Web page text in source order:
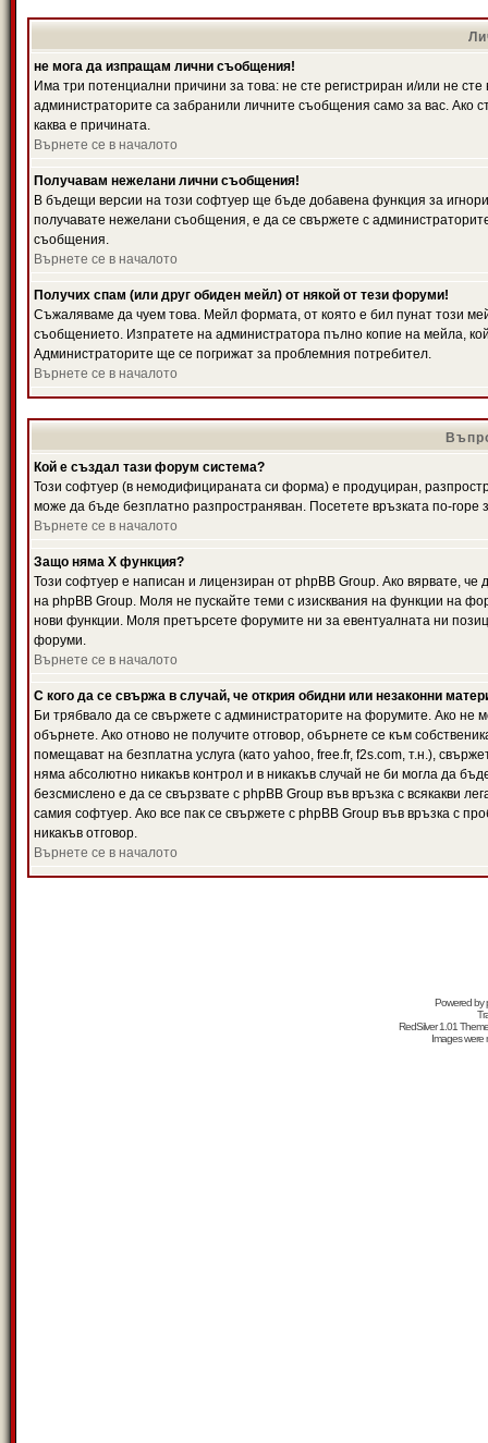
не мога да изпращам лични съобщения!
Има три потенциални причини за това: не сте регистриран и/или не
администраторите са забранили личните съобщения само за вас. Ако
каква е причината.
Върнете се в началото
Получавам нежелани лични съобщения!
В бъдещи версии на този софтуер ще бъде добавена функция за
получавате нежелани съобщения, е да се свържете с
съобщения.
Върнете се в началото
Получих спам (или друг обиден мейл) от някой от тези форуми!
Съжаляваме да чуем това. Мейл формата, от която е бил пунат този
съобщението. Изпратете на администратора пълно копие на мейла,
Администраторите ще се погрижат за проблемния потребител.
Върнете се в началото
Кой е създал тази форум система?
Този софтуер (в немодифицираната си форма) е продуциран,
може да бъде безплатно разпространяван. Посетете връзката по-горе
Върнете се в началото
Защо няма X функция?
Този софтуер е написан и лицензиран от phpBB Group. Ако вярвате,
на phpBB Group. Моля не пускайте теми с изисквания на функции на
нови функции. Моля претърсете форумите ни за евентуалната ни
форуми.
Върнете се в началото
С кого да се свържа в случай, че открия обидни или незаконни
Би трябвало да се свържете с администраторите на форумите. Ако не
обърнете. Ако отново не получите отговор, обърнете се към
помещават на безплатна услуга (като yahoo, free.fr, f2s.com, т.н.),
няма абсолютно никакъв контрол и в никакъв случай не би могла да
безсмислено е да се свързвате с phpBB Group във връзка с всякакви
самия софтуер. Ако все пак се свържете с phpBB Group във връзка с
никакъв отговор.
Върнете се в началото
Powered by
RedSilver 1.01
Images were